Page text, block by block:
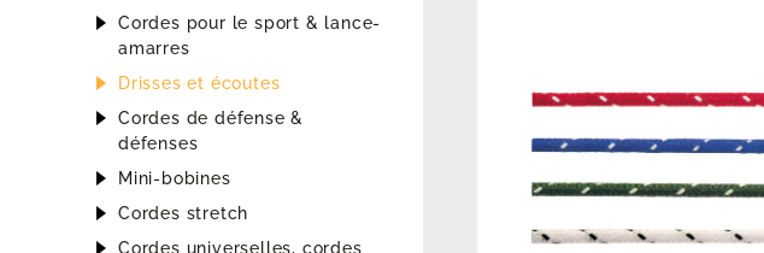
Cordes pour le sport & lance-
amarres
Drisses et écoutes
Cordes de défense &
défenses
Mini-bobines
Cordes stretch
Cordes universelles, cordes